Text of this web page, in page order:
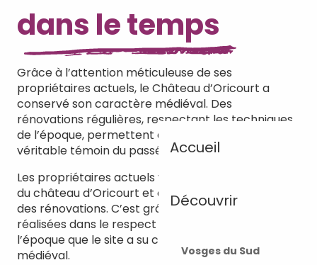
Accueil
Découvrir
Vosges du Sud
dans le temps
Grâce à l’attention méticuleuse de ses
propriétaires actuels, le Château d’Oricourt a
conservé son caractère médiéval. Des
rénovations régulières, respectant les techniques
de l’époque, permettent au château de rester un
véritable témoin du passé.
Les propriétaires actuels veillent à la conversation
du château d’Oricourt et engagent régulièrement
des rénovations. C’est grâce à ces restaurations
réalisées dans le respect des techniques de
l’époque que le site a su conserver son aspect
médiéval.